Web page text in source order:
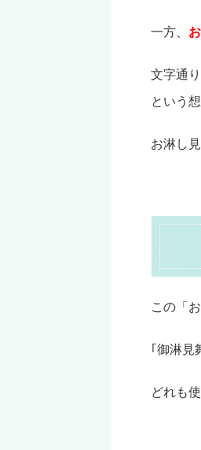
一方、
文字通
という
お淋し
この「
｢御淋見
どれも